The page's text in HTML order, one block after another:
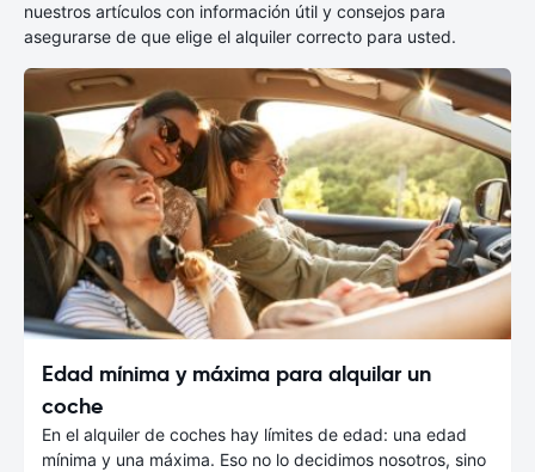
nuestros artículos con información útil y consejos para
asegurarse de que elige el alquiler correcto para usted.
Edad mínima y máxima para alquilar un
coche
En el alquiler de coches hay límites de edad: una edad
mínima y una máxima. Eso no lo decidimos nosotros, sino